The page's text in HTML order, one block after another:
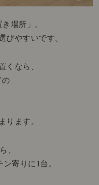
場所」。
びやすいです。
くなら、
の
ります。
、
寄りに1台。